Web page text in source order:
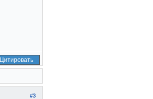
Цитировать
#3